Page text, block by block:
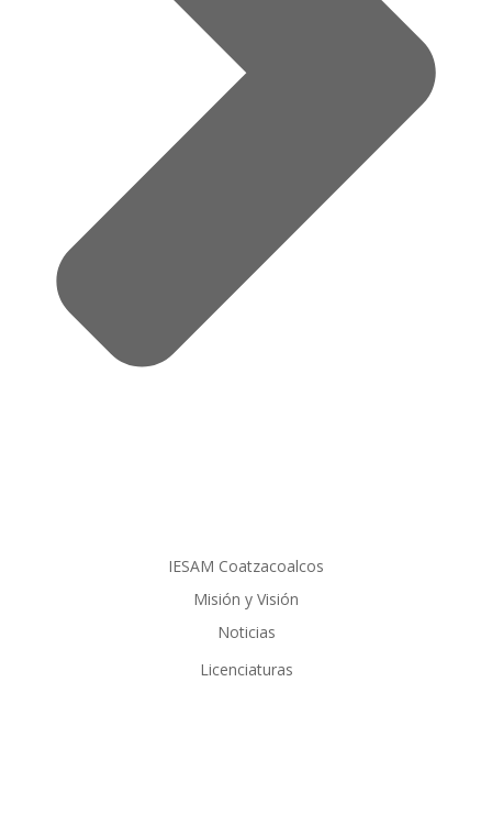
IESAM Coatzacoalcos
Misión y Visión
Noticias
Licenciaturas